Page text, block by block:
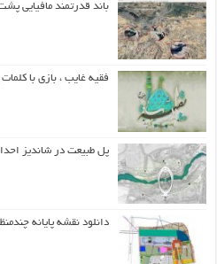
باند قدرتمند مافیایی
فقیه غایب ، بازی با
پل طبیعت در شاندیز
دانلود نقشه پایانه